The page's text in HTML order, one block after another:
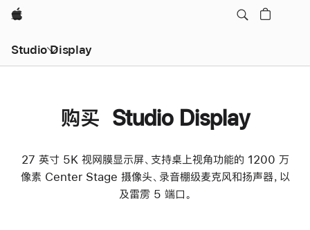
Apple
Studio Display
购买 Studio Display
27 英寸 5K 视网膜显示屏、支持桌上视角功能的 1200 万
像素 Center Stage 摄像头、录音棚级麦克风和扬声器，以
及雷雳 5 端口。